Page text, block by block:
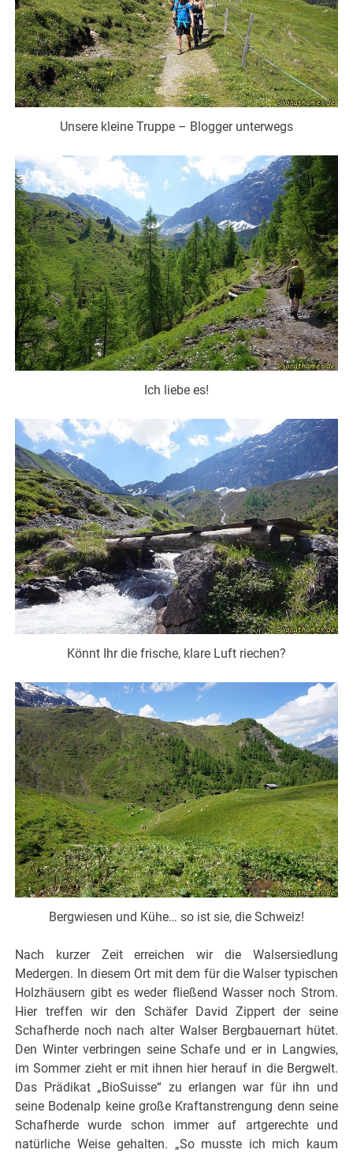
Unsere kleine Truppe – Blogger unterwegs
Ich liebe es!
Könnt Ihr die frische, klare Luft riechen?
Bergwiesen und Kühe… so ist sie, die Schweiz!
Nach kurzer Zeit erreichen wir die Walsersiedlung
Medergen. In diesem Ort mit dem für die Walser typischen
Holzhäusern gibt es weder fließend Wasser noch Strom.
Hier treffen wir den Schäfer David Zippert der seine
Schafherde noch nach alter Walser Bergbauernart hütet.
Den Winter verbringen seine Schafe und er in Langwies,
im Sommer zieht er mit ihnen hier herauf in die Bergwelt.
Das Prädikat „BioSuisse“ zu erlangen war für ihn und
seine Bodenalp keine große Kraftanstrengung denn seine
Schafherde wurde schon immer auf artgerechte und
natürliche Weise gehalten. „So musste ich mich kaum